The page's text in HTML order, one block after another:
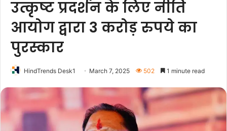
उत्कृष्ट प्रदर्शन के लिए नीति
आयोग द्वारा 3 करोड़ रुपये का
पुरस्कार
HindTrends Desk1 March 7, 2025 502 1 minute read